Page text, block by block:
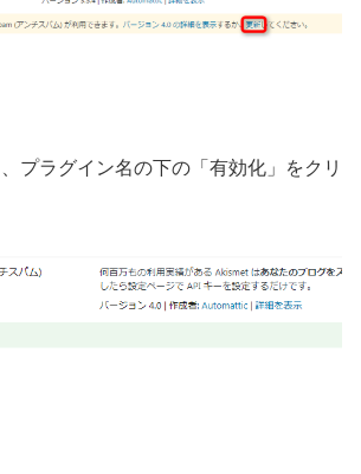
プラグイン名の下の「有効化」をクリ